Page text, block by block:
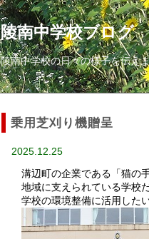
陵南中学校ブログ
陵南中学校の日々の様子を伝え
乗用芝刈り機贈呈
2025.12.25
溝辺町の企業である「猫の
地域に支えられている学校
学校の環境整備に活用した